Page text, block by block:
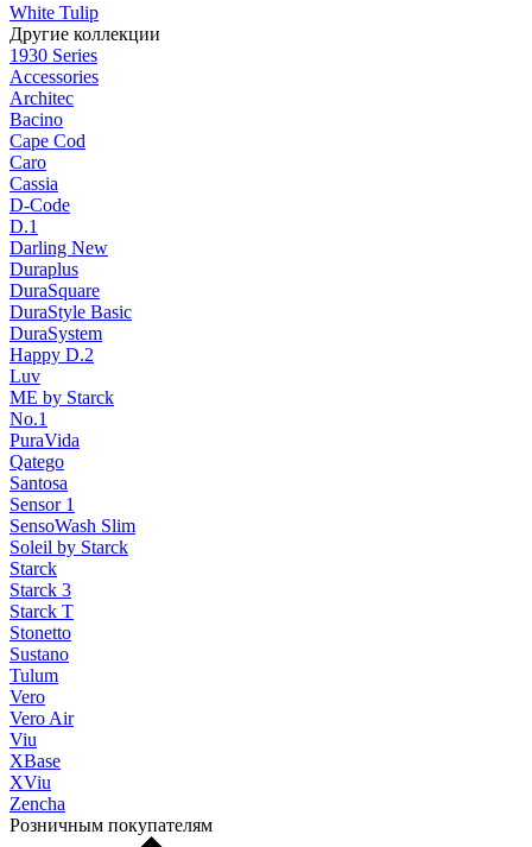
White Tulip
Другие коллекции
1930 Series
Accessories
Architec
Bacino
Cape Cod
Caro
Cassia
D-Code
D.1
Darling New
Duraplus
DuraSquare
DuraStyle Basic
DuraSystem
Happy D.2
Luv
ME by Starck
No.1
PuraVida
Qatego
Santosa
Sensor 1
SensoWash Slim
Soleil by Starck
Starck
Starck 3
Starck T
Stonetto
Sustano
Tulum
Vero
Vero Air
Viu
XBase
XViu
Zencha
Розничным покупателям